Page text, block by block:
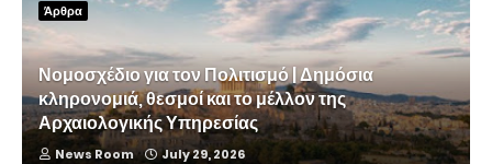
Άρθρα
Νομοσχέδιο για τον Πολιτισμό | Δημόσια
κληρονομιά, θεσμοί και το μέλλον της
Αρχαιολογικής Υπηρεσίας
News Room July 29, 2026